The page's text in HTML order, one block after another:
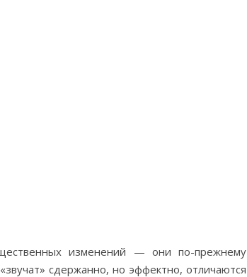
изменений — они по-прежнему
сдержанно, но эффектно, отличаются